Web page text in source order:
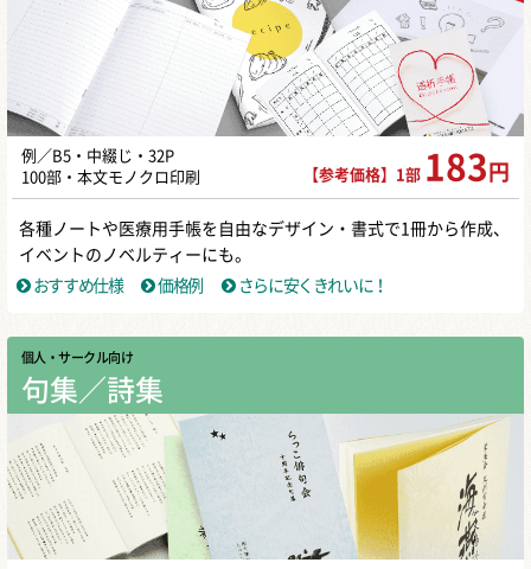
例／B5・中綴じ・32P
100部・本文モノクロ印刷
【参考価格】1部 183 円
各種ノートや医療用手帳を自由なデザイン・書式で1冊から作成、
イベントのノベルティーにも。
おすすめ仕様
価格例 さらに安くきれいに！
個人・サークル向け
句集／詩集